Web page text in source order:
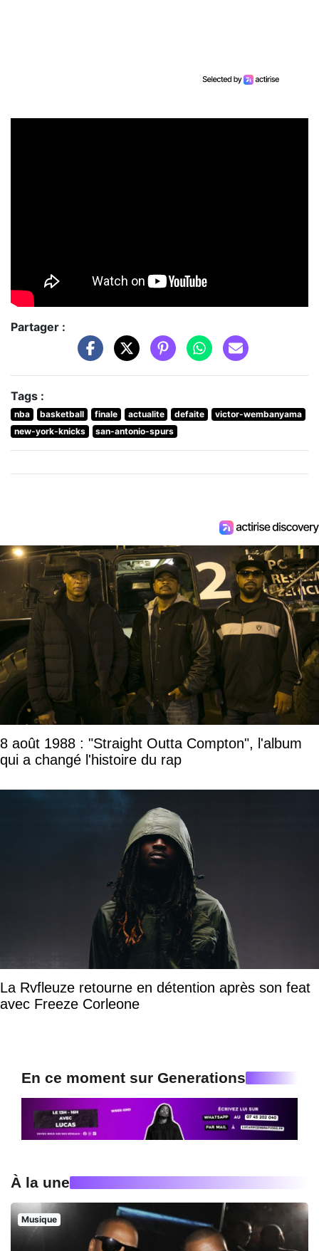
Partager :
Tags :
nba basketball finale actualite defaite
victor-wembanyama
new-york-knicks
san-antonio-spurs
8 août 1988 : "Straight Outta Compton", l'album
qui a changé l'histoire du rap
La Rvfleuze retourne en détention après son feat
avec Freeze Corleone
En ce moment sur Generations
À la une
Musique